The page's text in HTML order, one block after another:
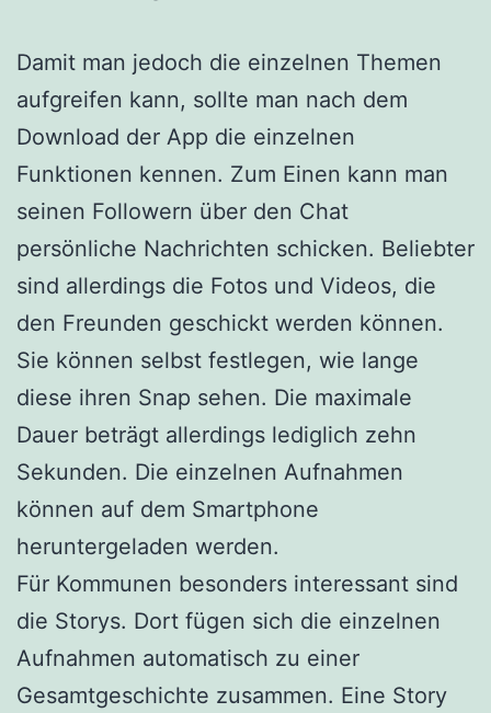
Damit man jedoch die einzelnen Themen
aufgreifen kann, sollte man nach dem
Download der App die einzelnen
Funktionen kennen. Zum Einen kann man
seinen Followern über den Chat
persönliche Nachrichten schicken. Beliebter
sind allerdings die Fotos und Videos, die
den Freunden geschickt werden können.
Sie können selbst festlegen, wie lange
diese ihren Snap sehen. Die maximale
Dauer beträgt allerdings lediglich zehn
Sekunden. Die einzelnen Aufnahmen
können auf dem Smartphone
heruntergeladen werden.
Für Kommunen besonders interessant sind
die Storys. Dort fügen sich die einzelnen
Aufnahmen automatisch zu einer
Gesamtgeschichte zusammen. Eine Story